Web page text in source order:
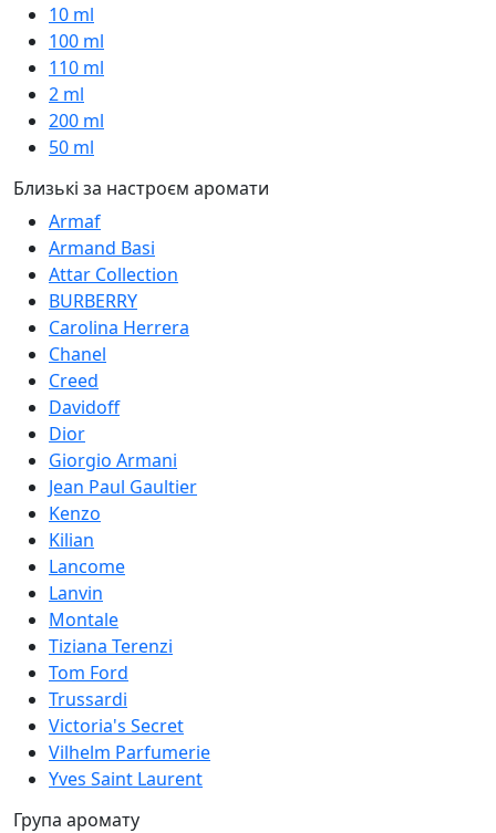
10 ml
100 ml
110 ml
2 ml
200 ml
50 ml
Близькі за настроєм аромати
Armaf
Armand Basi
Attar Collection
BURBERRY
Carolina Herrera
Chanel
Creed
Davidoff
Dior
Giorgio Armani
Jean Paul Gaultier
Kenzo
Kilian
Lancome
Lanvin
Montale
Tiziana Terenzi
Tom Ford
Trussardi
Victoria's Secret
Vilhelm Parfumerie
Yves Saint Laurent
Група аромату